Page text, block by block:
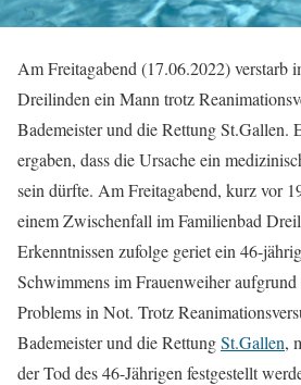
Am Freitagabend (17.06.2022) verstarb
Dreilinden ein Mann trotz
Bademeister und die Rettung St.Gallen.
ergaben, dass die Ursache ein
sein dürfte. Am Freitagabend, kurz vor
einem Zwischenfall im Familienbad
Erkenntnissen zufolge geriet ein 46-
Schwimmens im Frauenweiher aufgrund
Problems in Not. Trotz
Bademeister und die RettungSt.Gallen,
der Tod des 46-Jährigen festgestellt